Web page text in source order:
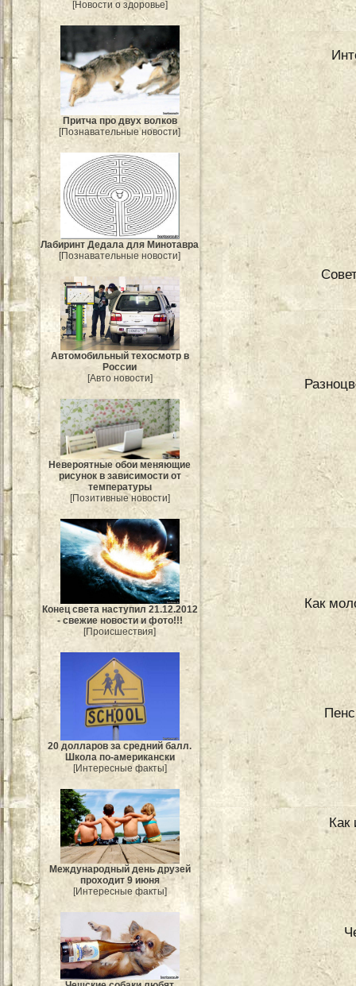
[Новости о здоровье]
Притча про двух волков
[Познавательные новости]
Лабиринт Дедала для Минотавра
[Познавательные новости]
Автомобильный техосмотр в
России
[Авто новости]
Невероятные обои меняющие
рисунок в зависимости от
температуры
[Позитивные новости]
Конец света наступил 21.12.2012
- свежие новости и фото!!!
[Происшествия]
20 долларов за средний балл.
Школа по-американски
[Интересные факты]
Международный день друзей
проходит 9 июня
[Интересные факты]
Как
Как